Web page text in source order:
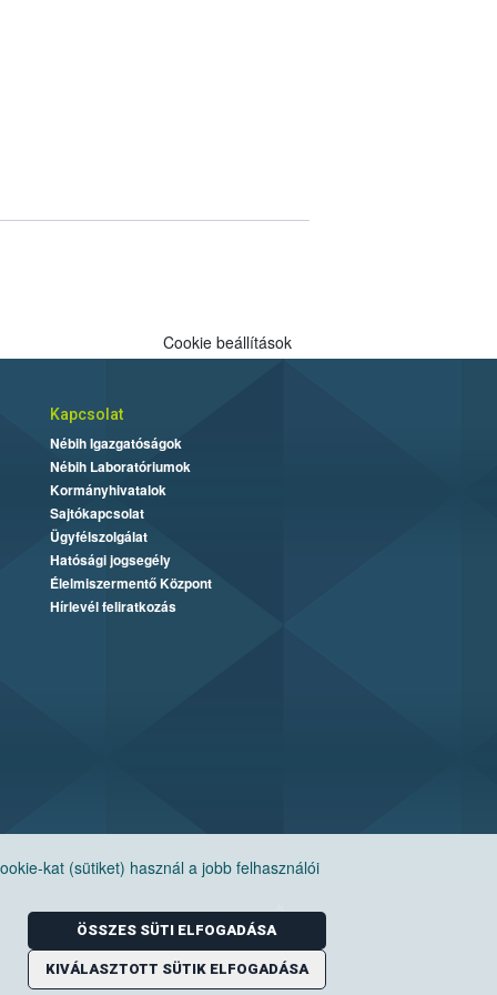
kat (sütiket) használ a jobb felhasználói
ÖSSZES SÜTI ELFOGADÁSA
KIVÁLASZTOTT SÜTIK ELFOGADÁSA
Cookie beállítások
Kapcsolat
Nébih Igazgatóságok
Nébih Laboratóriumok
Kormányhivatalok
Sajtókapcsolat
Ügyfélszolgálat
Hatósági jogsegély
Élelmiszermentő Központ
Hírlevél feliratkozás